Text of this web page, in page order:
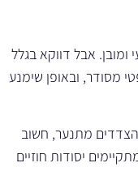
אבל דווקא בגלל
מסודר, ובאופן שימנע
מתנער, חשוב
יסודות חוזיים